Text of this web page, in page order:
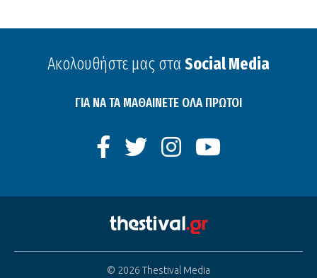
Ακολουθήστε μας στα Social Media
ΓΙΑ ΝΑ ΤΑ ΜΑΘΑΙΝΕΤΕ ΟΛΑ ΠΡΩΤΟΙ
© 2026 Thestival Media